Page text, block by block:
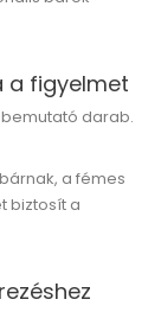
a figyelmet
darab.
a fémes
biztosít a